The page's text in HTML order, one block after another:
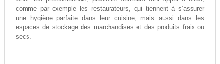
comme par exemple les restaurateurs, qui tiennent à s’assurer
une hygiène parfaite dans leur cuisine, mais aussi dans les
espaces de stockage des marchandises et des produits frais ou
secs.